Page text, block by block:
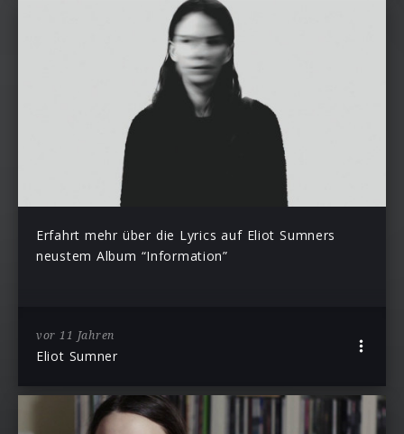
Erfahrt mehr über die Lyrics auf Eliot Sumners
neustem Album “Information”
vor 11 Jahren
Eliot Sumner